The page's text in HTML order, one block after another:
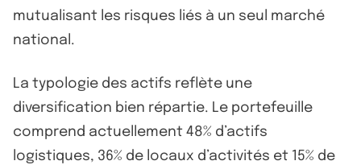
mutualisant les risques liés à un seul marché
national.
La typologie des actifs reflète une
diversification bien répartie. Le portefeuille
comprend actuellement 48% d’actifs
logistiques, 36% de locaux d’activités et 15% de